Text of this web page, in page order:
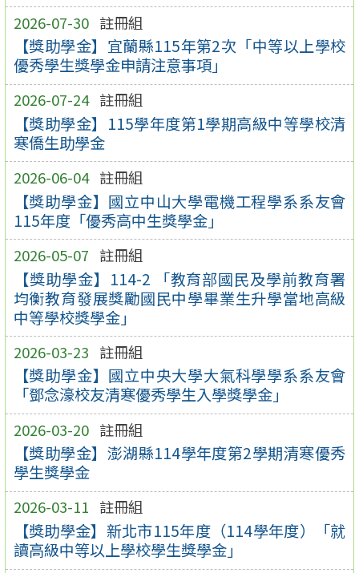
2026-07-30 註冊組
【獎助學金】宜蘭縣115年第2次「中等以上學校
優秀學生獎學金申請注意事項」
2026-07-24 註冊組
【獎助學金】115學年度第1學期高級中等學校清
寒僑生助學金
2026-06-04 註冊組
【獎助學金】國立中山大學電機工程學系系友會
115年度「優秀高中生獎學金」
2026-05-07 註冊組
【獎助學金】114-2 「教育部國民及學前教育署
均衡教育發展獎勵國民中學畢業生升學當地高級
中等學校獎學金」
2026-03-23 註冊組
【獎助學金】國立中央大學大氣科學學系系友會
「鄧念濠校友清寒優秀學生入學獎學金」
2026-03-20 註冊組
【獎助學金】澎湖縣114學年度第2學期清寒優秀
學生獎學金
2026-03-11 註冊組
【獎助學金】新北市115年度（114學年度）「就
讀高級中等以上學校學生獎學金」